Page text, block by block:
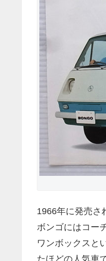
1966年に発売さ
ボンゴにはコー
ワンボックスと